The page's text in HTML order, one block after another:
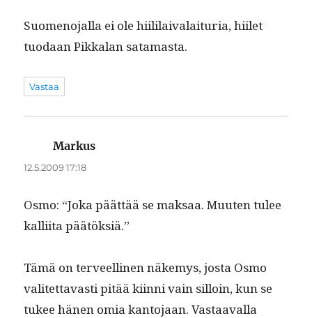
Suomeno­jal­la ei ole hiililaivalai­turia, hiilet
tuo­daan Pikkalan satamasta.
Vastaa
Markus
12.5.2009 17:18
Osmo: “Joka päät­tää se mak­saa. Muuten tulee
kalli­ita päätöksiä.”
Tämä on ter­veelli­nen näke­mys, jos­ta Osmo
valitet­tavasti pitää kiin­ni vain sil­loin, kun se
tukee hänen omia kan­to­jaan. Vas­taaval­la